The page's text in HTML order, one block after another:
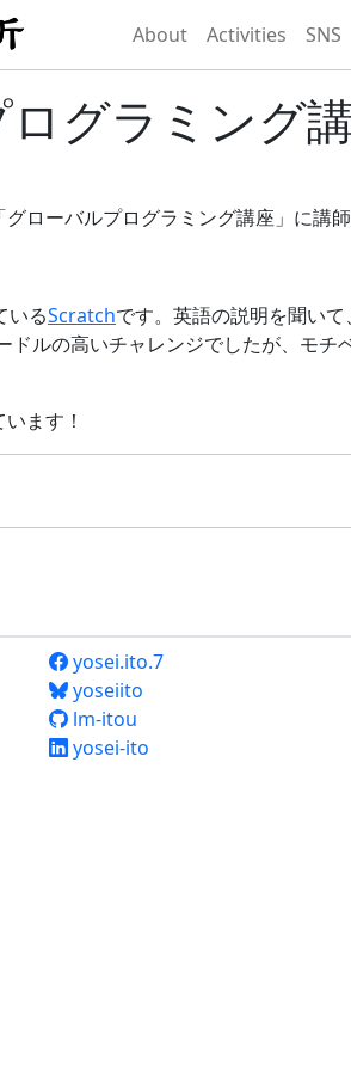
About Activities SNS
グラミング
ローバルプログラミング講座」に講
いるScratchです。英語の説明を聞い
ドルの高いチャレンジでしたが、モチ
ます！
yosei.ito.7
yoseiito
lm-itou
yosei-ito